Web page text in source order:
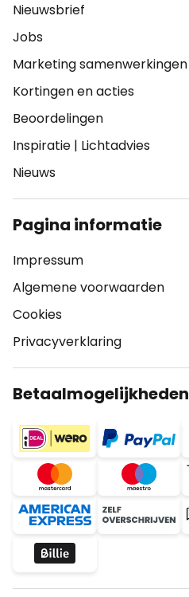
Nieuwsbrief
Jobs
Marketing samenwerkingen
Kortingen en acties
Beoordelingen
Inspiratie | Lichtadvies
Nieuws
Pagina informatie
Impressum
Algemene voorwaarden
Cookies
Privacyverklaring
Betaalmogelijkheden